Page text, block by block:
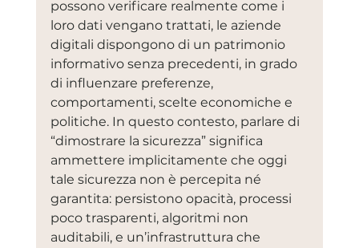
possono verificare realmente come i
loro dati vengano trattati, le aziende
digitali dispongono di un patrimonio
informativo senza precedenti, in grado
di influenzare preferenze,
comportamenti, scelte economiche e
politiche. In questo contesto, parlare di
“dimostrare la sicurezza” significa
ammettere implicitamente che oggi
tale sicurezza non è percepita né
garantita: persistono opacità, processi
poco trasparenti, algoritmi non
auditabili, e un’infrastruttura che